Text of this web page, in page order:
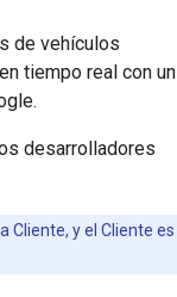
de vehículos
tiempo real con un
desarrolladores
Cliente, y el Cliente es